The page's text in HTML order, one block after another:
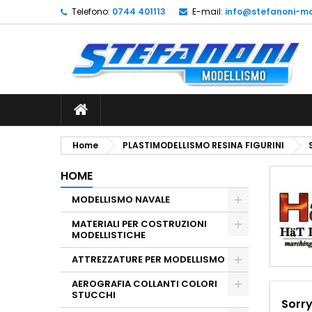
Telefono: 0744 401113 E-mail: info@stefanoni-
Home PLASTIMODELLISMO RESINA FIGURINI
HOME
MODELLISMO NAVALE
MATERIALI PER COSTRUZIONI
MODELLISTICHE
ATTREZZATURE PER MODELLISMO
AEROGRAFIA COLLANTI COLORI
STUCCHI